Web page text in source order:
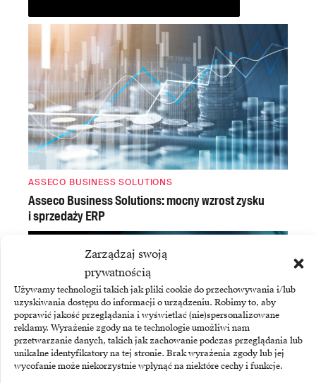
Zarządzaj swoją
prywatnością
Używamy technologii takich jak pliki cookie do przechowywania i/lub
uzyskiwania dostępu do informacji o urządzeniu. Robimy to, aby
poprawić jakość przeglądania i wyświetlać (nie)spersonalizowane
reklamy. Wyrażenie zgody na te technologie umożliwi nam
przetwarzanie danych, takich jak zachowanie podczas przeglądania lub
unikalne identyfikatory na tej stronie. Brak wyrażenia zgody lub jej
wycofanie może niekorzystnie wpłynąć na niektóre cechy i funkcje.
ASSECO BUSINESS SOLUTIONS
Asseco Business Solutions: mocny wzrost zysku
i sprzedaży ERP